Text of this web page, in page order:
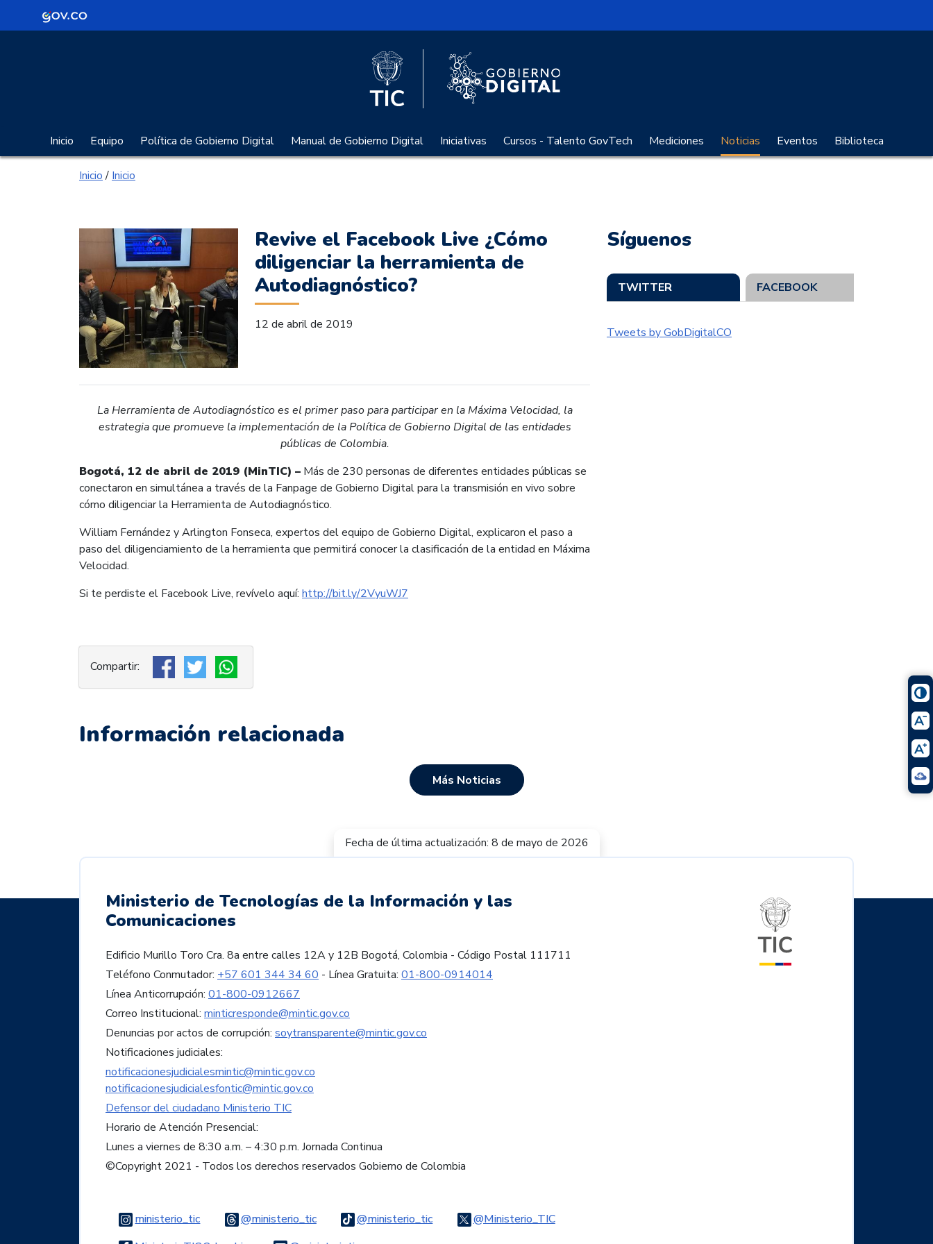
Logo Gobierno de Colombia
Logo del Ministerio TIC
Inicio Equipo Política de Gobierno Digital Manual de Gobierno Digital Iniciativas Cursos - Talento GovTech Mediciones Noticias Eventos Biblioteca
Inicio/Inicio
Revive el Facebook Live ¿Cómo
diligenciar la herramienta de
Autodiagnóstico?
12 de abril de 2019
La Herramienta de Autodiagnóstico es el primer paso para participar en la Máxima Velocidad, la
estrategia que promueve la implementación de la Política de Gobierno Digital de las entidades
públicas de Colombia.
Bogotá, 12 de abril de 2019 (MinTIC) – Más de 230 personas de diferentes entidades públicas se
conectaron en simultánea a través de la Fanpage de Gobierno Digital para la transmisión en vivo sobre
cómo diligenciar la Herramienta de Autodiagnóstico.
William Fernández y Arlington Fonseca, expertos del equipo de Gobierno Digital, explicaron el paso a
paso del diligenciamiento de la herramienta que permitirá conocer la clasificación de la entidad en Máxima
Velocidad.
Si te perdiste el Facebook Live, revívelo aquí: http://bit.ly/2VyuWJ7
Síguenos
TWITTER FACEBOOK
Tweets by GobDigitalCO
Información relacionada
Más Noticias
Fecha de última actualización: 8 de mayo de 2026
Ministerio de Tecnologías de la Información y las
Comunicaciones
Edificio Murillo Toro Cra. 8a entre calles 12A y 12B Bogotá, Colombia - Código Postal 111711
Teléfono Conmutador: +57 601 344 34 60 - Línea Gratuita: 01-800-0914014
Línea Anticorrupción: 01-800-0912667
Correo Institucional: minticresponde@mintic.gov.co
Denuncias por actos de corrupción: soytransparente@mintic.gov.co
Notificaciones judiciales:
notificacionesjudicialesmintic@mintic.gov.co
notificacionesjudicialesfontic@mintic.gov.co
Defensor del ciudadano Ministerio TIC
Horario de Atención Presencial:
Lunes a viernes de 8:30 a.m. – 4:30 p.m. Jornada Continua
©Copyright 2021 - Todos los derechos reservados Gobierno de Colombia
ministerio_ticLogo Instagram@ministerio_ticLogo Threads@ministerio_ticLogo Tiktok@Ministerio_TICLogo Twitter